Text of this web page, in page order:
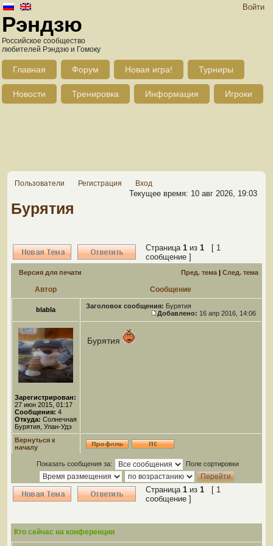
Войти
Рэндзю
Российское сообщество
любителей Рэндзю и Гомоку
Главная Форум Новая игра! Турниры
Новости Тренировка Информация Игроки
Пользователи Регистрация Вход
Текущее время: 10 авг 2026, 19:03
Бурятия
Страница 1 из 1 [ 1
сообщение ]
Версия для печати Пред. тема | След. тема
Автор Сообщение
blabla Заголовок сообщения: Бурятия
Добавлено: 16 апр 2016, 14:06
Зарегистрирован:
27 июн 2015, 01:17
Сообщения: 4
Откуда: Солнечная
Бурятия, Улан-Удэ
Бурятия
Вернуться к
началу
Показать сообщения за: Поле сортировки
Страница 1 из 1 [ 1
сообщение ]
Кто сейчас на конференции